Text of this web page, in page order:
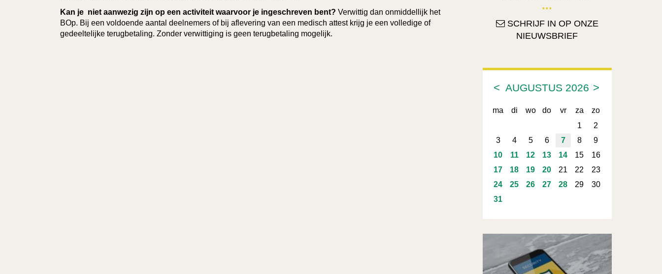
Kan je niet aanwezig zijn op een activiteit waarvoor je ingeschreven bent? Verwittig dan onmiddellijk het
BOp. Bij een voldoende aantal deelnemers of bij aflevering van een medisch attest krijg je een volledige of
gedeeltelijke terugbetaling. Zonder verwittiging is geen terugbetaling mogelijk.
SCHRIJF IN OP ONZE
NIEUWSBRIEF
< >
AUGUSTUS 2026
ma di wo do vr za
zo
1
2
3
4 5 6 7 8
9
10
11 12 13 14 15
16
17
18 19 20 21 22
23
24
25 26 27 28 29
30
31